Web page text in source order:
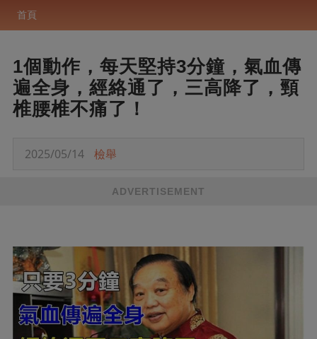
首頁
1個動作，每天堅持3分鐘，氣血傳
遍全身，經絡通了，三高降了，頸
椎腰椎不痛了！
2025/05/14 檢舉
ADVERTISEMENT